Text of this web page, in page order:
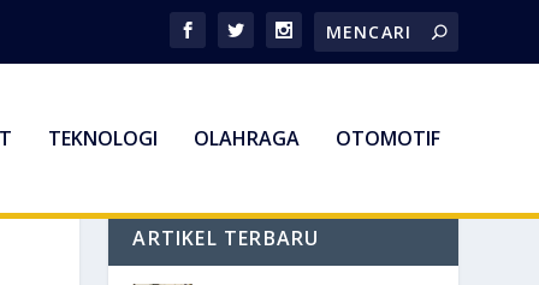
TEKNOLOGI OLAHRAGA OTOMOTIF
ARTIKEL TERBARU